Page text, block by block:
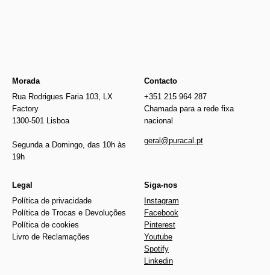
Morada
Rua Rodrigues Faria 103, LX
Factory
1300-501 Lisboa
Segunda a Domingo, das 10h às
19h
Contacto
+351 215 964 287
Chamada para a rede fixa
nacional
geral@puracal.pt
Legal
Política de privacidade
Política de Trocas e Devoluções
Política de cookies
Livro de Reclamações
Siga-nos
Instagram
Facebook
Pinterest
Youtube
Spotify
Linkedin